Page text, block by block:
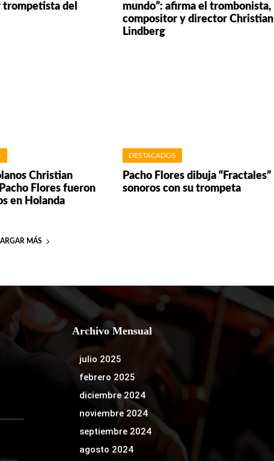
trompetista del
mundo”: afirma el trombonista,
compositor y director Christian
Lindberg
Christian
Flores fueron
en Holanda
DESTACADOS
Pacho Flores dibuja “Fractales”
sonoros con su trompeta
MÁS
Archivo Mensual
julio 2025
febrero 2025
diciembre 2024
noviembre 2024
septiembre 2024
agosto 2024